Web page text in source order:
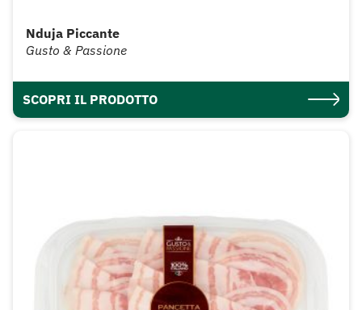
Nduja Piccante
Gusto & Passione
SCOPRI IL PRODOTTO